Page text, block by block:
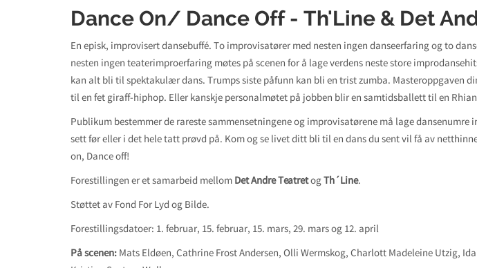
Dance On/ Dance Off - Th'Line & Det
En episk, improvisert dansebuffé. To improvisatører med nesten ingen danseerfaring og to
nesten ingen teaterimproerfaring møtes på scenen for å lage verdens neste store
kan alt bli til spektakulær dans. Trumps siste påfunn kan bli en trist zumba. Masteroppgaven
til en fet giraff-hiphop. Eller kanskje personalmøtet på jobben blir en samtidsballett til en
Publikum bestemmer de rareste sammensetningene og improvisatørene må lage dansenumre
sett før eller i det hele tatt prøvd på. Kom og se livet ditt bli til en dans du sent vil få av
on, Dance off!
Forestillingen er et samarbeid mellom Det Andre TeatretogTh´Line.
Støttet av Fond For Lyd og Bilde.
Forestillingsdatoer: 1. februar, 15. februar, 15. mars, 29. mars og 12. april
På scenen: Mats Eldøen, Cathrine Frost Andersen, Olli Wermskog, Charlott Madeleine Utzig,